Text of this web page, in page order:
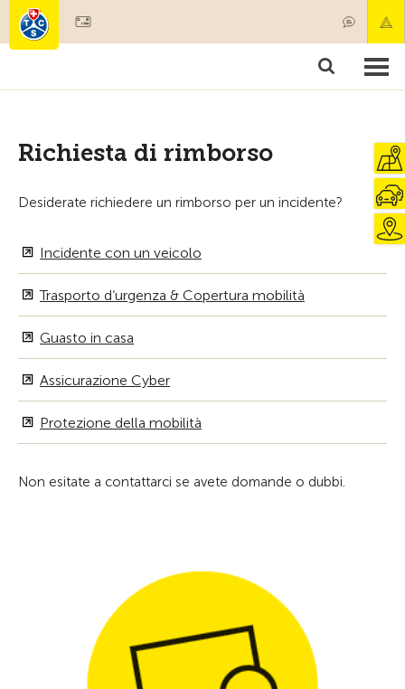
Societariato & prestazioni
Richiesta di rimborso
Desiderate richiedere un rimborso per un incidente?
Incidente con un veicolo
Trasporto d‘urgenza & Copertura mobilità
Guasto in casa
Assicurazione Cyber
Protezione della mobilità
Non esitate a contattarci se avete domande o dubbi.